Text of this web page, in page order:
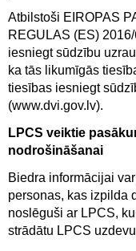
Atbilstoši EIROPAS
REGULAS (ES)
iesniegt sūdzību
ka tās likumīgās
tiesības iesniegt
(www.dvi.gov.lv).
LPCS veiktie
nodrošināšanai
Biedra informācijai
personas, kas izpilda
noslēguši ar LPCS,
strādātu LPCS